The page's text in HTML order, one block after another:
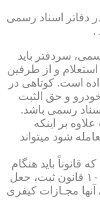
دفاتر اسناد رسمی
.
سردفتر باید
و از طرفین
است. کوتاهی در
و حق الثبت
اسناد رسمی باشد.
بر اینکه
شود میتواند
باید هنگام
تنظیم سند حضــــور داشته باشند، طبق ماده ۱۰۰ قانون ثبت، جعل
مجـازات کیفری